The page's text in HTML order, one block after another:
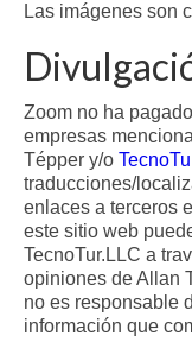
Las imágenes son
Zoom no ha
empresas
Tépper y/o
traducciones/
enlaces a terceros
este sitio web
TecnoTur.LLC a
opiniones de Allan
no es responsable
información que